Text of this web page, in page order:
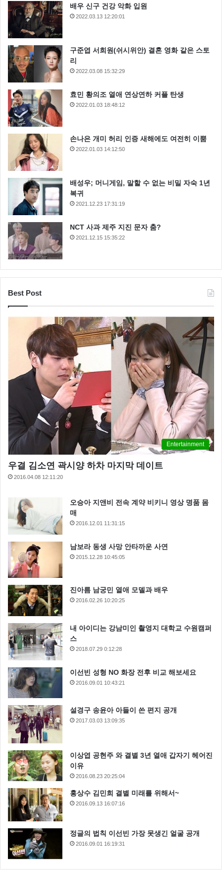
배우 신구 건강 악화 입원
2022.03.13 12:20:01
구준엽 서희원(쉬시위안) 결혼 영화 같은 스토
리
2022.03.08 15:32:29
효민 황의조 열애 연상연하 커플 탄생
2022.01.03 18:48:12
손나은 개미 허리 인증 새해에도 여전히 이뿜
2022.01.03 14:12:50
배성우; 머니게임, 말할 수 없는 비밀 자숙 1년
복귀
2021.12.23 17:31:19
NCT 사과 제주 지진 문자 춤?
2021.12.15 15:35:22
Best Post
Entertainment
우결 김소연 곽시양 하차 마지막 데이트
2016.04.08 12:11:20
오승아 지앤비 전속 계약 비키니 영상 명품 몸
매
2016.12.01 11:31:15
남보라 동생 사망 안타까운 사연
2015.12.28 10:45:05
진아름 남궁민 열애 모델과 배우
2016.02.26 10:20:25
내 아이디는 강남미인 촬영지 대학교 수원캠퍼
스
2018.07.29 0:12:28
이선빈 성형 NO 화장 전후 비교 해보세요
2016.09.01 10:43:21
설경구 송윤아 아들이 쓴 편지 공개
2017.03.03 13:09:35
이상엽 공현주 와 결별 3년 열애 갑자기 헤어진
이유
2016.08.23 20:25:04
홍상수 김민희 결별 미래를 위해서~
2016.09.13 16:07:16
정글의 법칙 이선빈 가장 못생긴 얼굴 공개
2016.09.01 16:19:31